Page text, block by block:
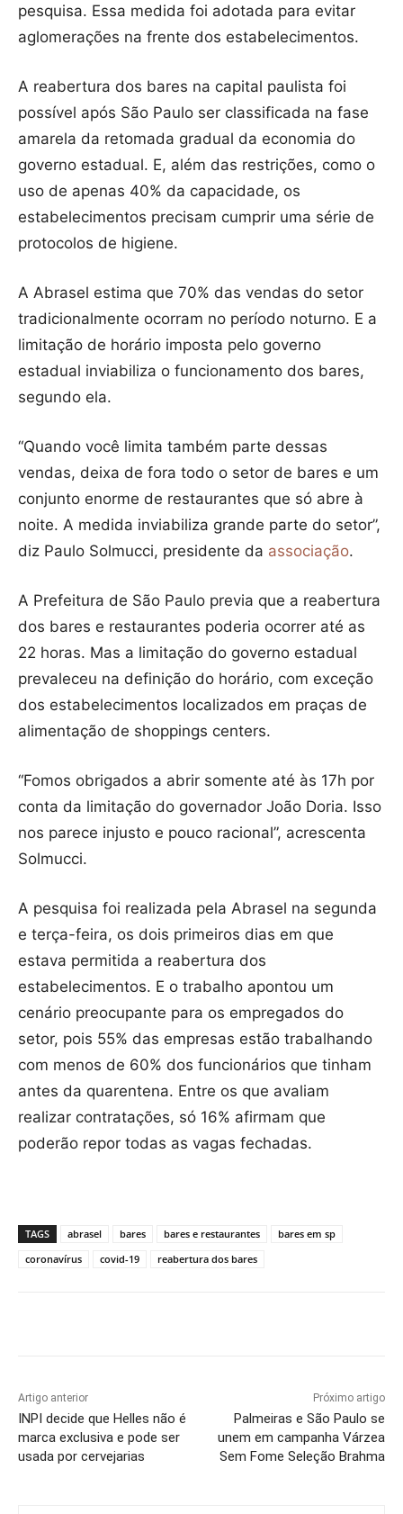
pesquisa. Essa medida foi adotada para evitar
aglomerações na frente dos estabelecimentos.
A reabertura dos bares na capital paulista foi
possível após São Paulo ser classificada na fase
amarela da retomada gradual da economia do
governo estadual. E, além das restrições, como o
uso de apenas 40% da capacidade, os
estabelecimentos precisam cumprir uma série de
protocolos de higiene.
A Abrasel estima que 70% das vendas do setor
tradicionalmente ocorram no período noturno. E a
limitação de horário imposta pelo governo
estadual inviabiliza o funcionamento dos bares,
segundo ela.
“Quando você limita também parte dessas
vendas, deixa de fora todo o setor de bares e um
conjunto enorme de restaurantes que só abre à
noite. A medida inviabiliza grande parte do setor”,
diz Paulo Solmucci, presidente da associação.
A Prefeitura de São Paulo previa que a reabertura
dos bares e restaurantes poderia ocorrer até as
22 horas. Mas a limitação do governo estadual
prevaleceu na definição do horário, com exceção
dos estabelecimentos localizados em praças de
alimentação de shoppings centers.
“Fomos obrigados a abrir somente até às 17h por
conta da limitação do governador João Doria. Isso
nos parece injusto e pouco racional”, acrescenta
Solmucci.
A pesquisa foi realizada pela Abrasel na segunda
e terça-feira, os dois primeiros dias em que
estava permitida a reabertura dos
estabelecimentos. E o trabalho apontou um
cenário preocupante para os empregados do
setor, pois 55% das empresas estão trabalhando
com menos de 60% dos funcionários que tinham
antes da quarentena. Entre os que avaliam
realizar contratações, só 16% afirmam que
poderão repor todas as vagas fechadas.
TAGS abrasel bares bares e restaurantes
bares em sp
coronavírus
covid-19 reabertura dos bares
Artigo anterior
INPI decide que Helles não é
marca exclusiva e pode ser
usada por cervejarias
Próximo artigo
Palmeiras e São Paulo se
unem em campanha Várzea
Sem Fome Seleção Brahma